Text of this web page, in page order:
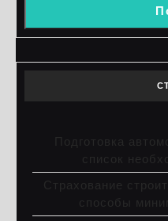
Подготовка
список
Страхование
способы